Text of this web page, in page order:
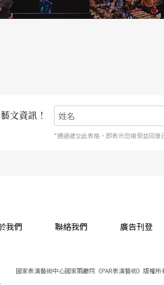
文資訊！
*通過遞交此表格，即表示您接受並同意
我們 聯絡我們 廣告刊登
國家表演藝術中心國家兩廳院《PAR表演藝術》版權所